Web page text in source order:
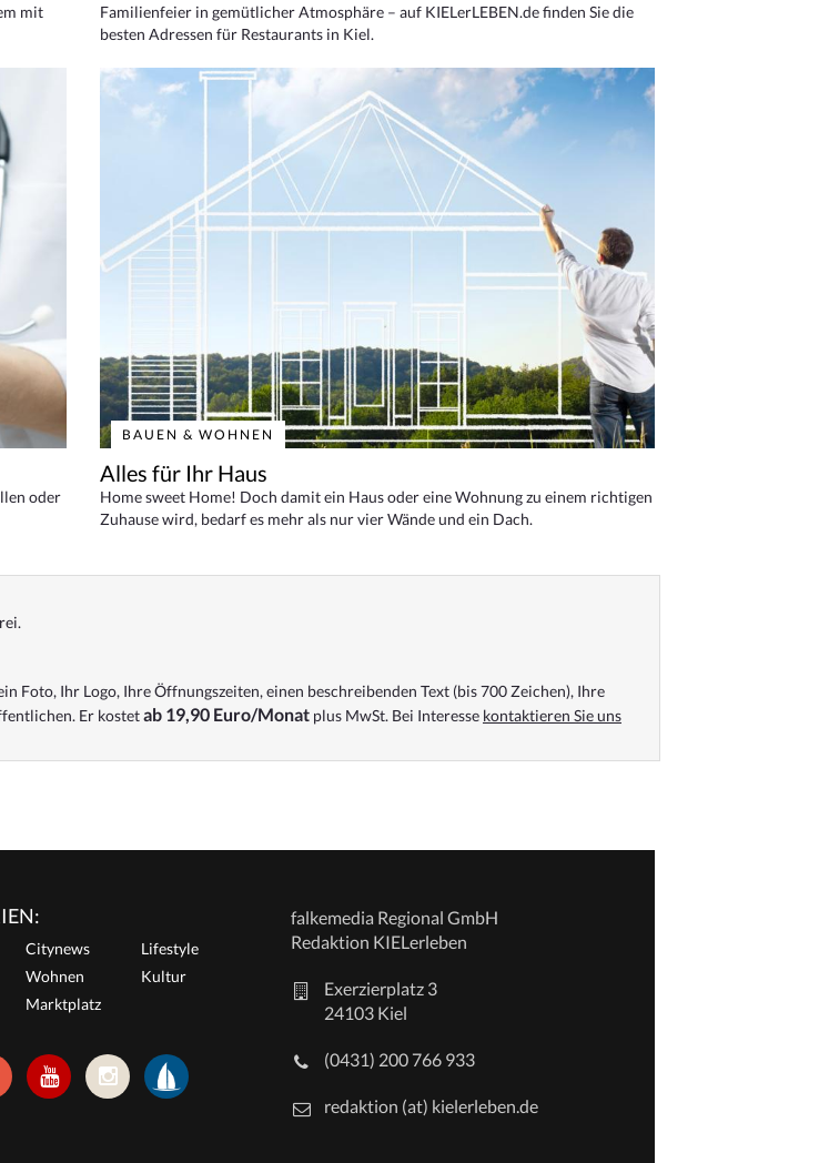
mit
Familienfeier in gemütlicher Atmosphäre – auf KIELerLEBEN.de finden Sie die
besten Adressen für Restaurants in Kiel.
oder
BAUEN & WOHNEN
Alles für Ihr Haus
Home sweet Home! Doch damit ein Haus oder eine Wohnung zu einem richtigen
Zuhause wird, bedarf es mehr als nur vier Wände und ein Dach.
Foto, Ihr Logo, Ihre Öffnungszeiten, einen beschreibenden Text (bis 700 Zeichen), Ihre
Er kostetab 19,90 Euro/Monat plus MwSt. Bei Interesse kontaktieren Sie uns
Citynews
Lifestyle
Wohnen
Kultur
Marktplatz
falkemedia Regional GmbH
Redaktion KIELerleben
Exerzierplatz 3
24103 Kiel
(0431) 200 766 933
redaktion (at) kielerleben.de